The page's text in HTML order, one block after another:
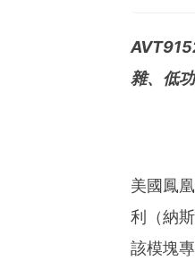
雜、低
美國鳳
利（納
該模塊